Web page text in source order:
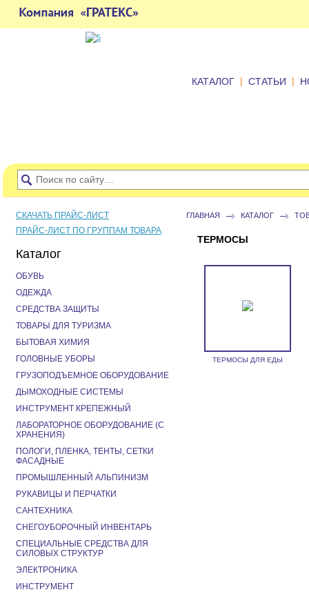
КАТАЛОГ | СТАТЬИ |
ГЛАВНАЯ КАТАЛОГ
ТЕРМОСЫ
ТЕРМОСЫ ДЛЯ ЕДЫ
СКАЧАТЬ ПРАЙС-ЛИСТ
ПРАЙС-ЛИСТ ПО ГРУППАМ ТОВАРА
Каталог
ОБУВЬ
ОДЕЖДА
СРЕДСТВА ЗАЩИТЫ
ТОВАРЫ ДЛЯ ТУРИЗМА
БЫТОВАЯ ХИМИЯ
ГОЛОВНЫЕ УБОРЫ
ГРУЗОПОДЪЕМНОЕ ОБОРУДОВАНИЕ
ДЫМОХОДНЫЕ СИСТЕМЫ
ИНСТРУМЕНТ КРЕПЕЖНЫЙ
ЛАБОРАТОРНОЕ ОБОРУДОВАНИЕ (С
ХРАНЕНИЯ)
ПОЛОГИ, ПЛЕНКА, ТЕНТЫ, СЕТКИ
ФАСАДНЫЕ
ПРОМЫШЛЕННЫЙ АЛЬПИНИЗМ
РУКАВИЦЫ И ПЕРЧАТКИ
САНТЕХНИКА
СНЕГОУБОРОЧНЫЙ ИНВЕНТАРЬ
СПЕЦИАЛЬНЫЕ СРЕДСТВА ДЛЯ
СИЛОВЫХ СТРУКТУР
ЭЛЕКТРОНИКА
ИНСТРУМЕНТ